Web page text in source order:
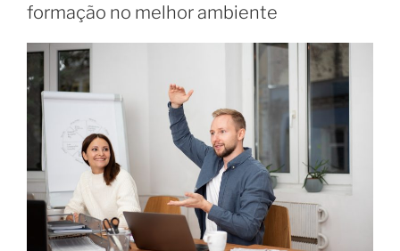
formação no melhor ambiente